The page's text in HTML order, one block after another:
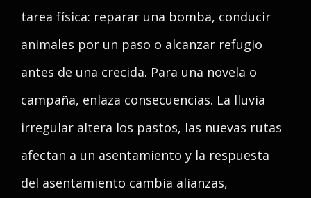
tarea física: reparar una bomba, conducir
animales por un paso o alcanzar refugio
antes de una crecida. Para una novela o
campaña, enlaza consecuencias. La lluvia
irregular altera los pastos, las nuevas rutas
afectan a un asentamiento y la respuesta
del asentamiento cambia alianzas,